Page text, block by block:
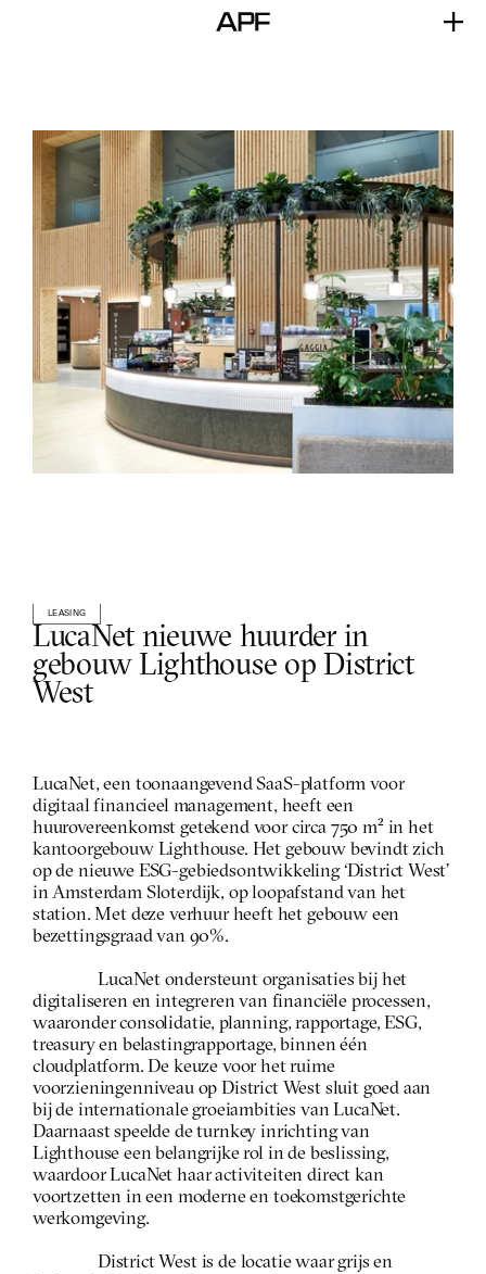
LEASING
LucaNet nieuwe huurder in
gebouw Lighthouse op District
West
LucaNet, een toonaangevend SaaS-platform voor
digitaal financieel management, heeft een
huurovereenkomst getekend voor circa 750 m² in het
kantoorgebouw Lighthouse. Het gebouw bevindt zich
op de nieuwe ESG-gebiedsontwikkeling ‘District West’
in Amsterdam Sloterdijk, op loopafstand van het
station. Met deze verhuur heeft het gebouw een
bezettingsgraad van 90%.
LucaNet ondersteunt organisaties bij het
digitaliseren en integreren van financiële processen,
waaronder consolidatie, planning, rapportage, ESG,
treasury en belastingrapportage, binnen één
cloudplatform. De keuze voor het ruime
voorzieningenniveau op District West sluit goed aan
bij de internationale groeiambities van LucaNet.
Daarnaast speelde de turnkey inrichting van
Lighthouse een belangrijke rol in de beslissing,
waardoor LucaNet haar activiteiten direct kan
voortzetten in een moderne en toekomstgerichte
werkomgeving.
District West is de locatie waar grijs en